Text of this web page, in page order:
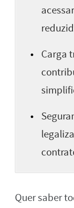
Carga
Quer saber